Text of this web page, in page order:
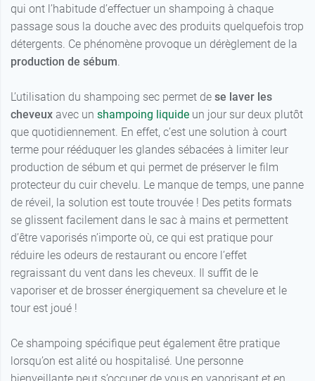
qui ont l’habitude d’effectuer un shampoing à chaque
passage sous la douche avec des produits quelquefois trop
détergents. Ce phénomène provoque un dérèglement de la
production de sébum.
L’utilisation du shampoing sec permet de se laver les
cheveux avec un shampoing liquide un jour sur deux plutôt
que quotidiennement. En effet, c’est une solution à court
terme pour rééduquer les glandes sébacées à limiter leur
production de sébum et qui permet de préserver le film
protecteur du cuir chevelu. Le manque de temps, une panne
de réveil, la solution est toute trouvée ! Des petits formats
se glissent facilement dans le sac à mains et permettent
d’être vaporisés n’importe où, ce qui est pratique pour
réduire les odeurs de restaurant ou encore l’effet
regraissant du vent dans les cheveux. Il suffit de le
vaporiser et de brosser énergiquement sa chevelure et le
tour est joué !
Ce shampoing spécifique peut également être pratique
lorsqu’on est alité ou hospitalisé. Une personne